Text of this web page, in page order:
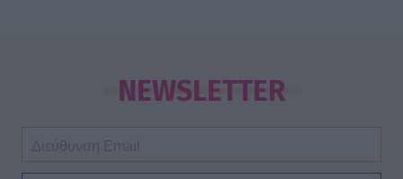
NEWSLETTER